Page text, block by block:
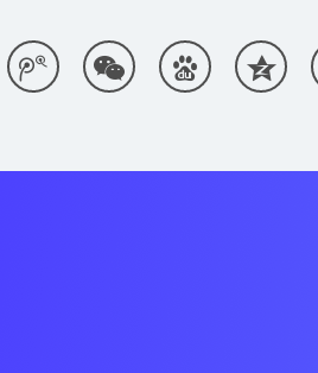
   